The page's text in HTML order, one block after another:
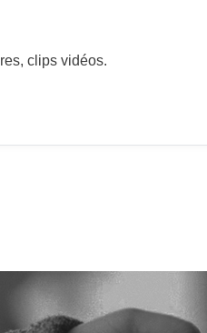
clips vidéos.